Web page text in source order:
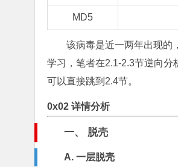
MD5
该病毒是近一两年出现的
学习，笔者在2.1-2.3节逆向分
可以直接跳到2.4节。
0x02 详情分析
一、 脱壳
A. 一层脱壳